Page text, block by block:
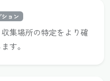
ション
集場所の特定をより確
す。